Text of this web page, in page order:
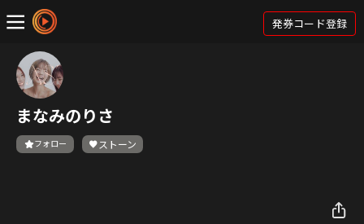
発券コード登録
まなみのりさ
フォロー ストーン